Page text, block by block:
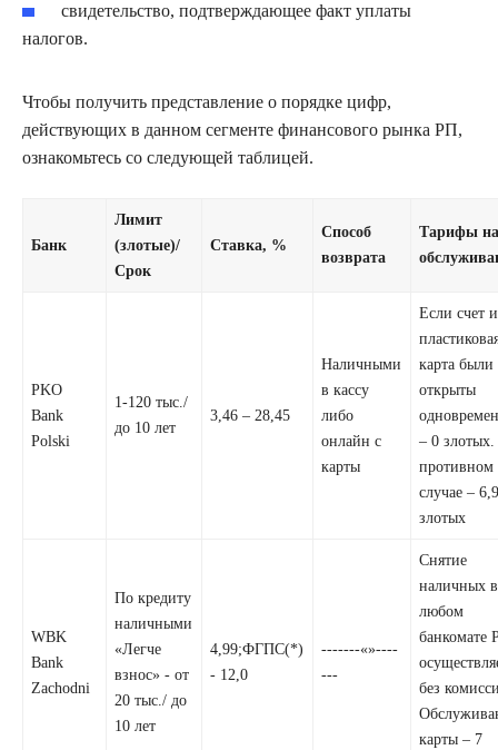
свидетельство, подтверждающее факт уплаты
налогов.
Чтобы получить представление о порядке цифр,
действующих в данном сегменте финансового рынка РП,
ознакомьтесь со следующей таблицей.
Банк
Лимит
(злотые)/
Срок
Ставка, %
Способ
возврата
Тарифы
PKO
Bank
Polski
1-120 тыс./
до 10 лет
3,46 – 28,45
Наличными
в кассу
либо
онлайн с
карты
Если счет и
карта были
открыты
– 0
противном
случае –
злотых
WBK
Bank
Zachodni
По кредиту
наличными
«Легче
взнос» - от
20 тыс./ до
10 лет
4,99;ФГПС(*)
- 12,0
-------«»----
---
Снятие
наличных в
любом
банкомате
без
карты – 7